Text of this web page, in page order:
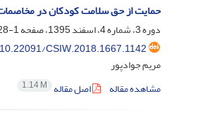
حمایت از حق سلامت کودکان در
دوره 3، شماره 4، اسفند 1395، صفحه
1-28
10.22091/CSIW.2018.1667.1142
مریم جوادپور
مشاهده مقاله
اصل مقاله 1.14 M